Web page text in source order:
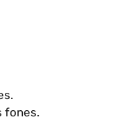
fones.